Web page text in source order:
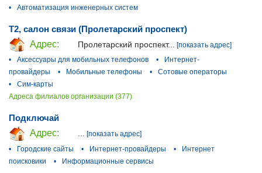
•
Автоматизация инженерных систем
T2, салон связи (Пролетарский проспект)
Адрес:
Пролетарский проспект...
[показать адрес]
•
Аксессуары для мобильных телефонов •
Интернет-
провайдеры
• Мобильные телефоны •
Сотовые операторы
•
Сим-карты
Адреса филиалов организации (377)
Подключай
Адрес:
... [показать адрес]
•
Городские сайты • Интернет-провайдеры •
Интернет
поисковики
• Информационные сервисы